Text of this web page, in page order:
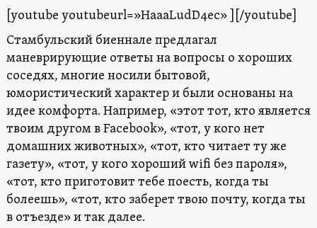
[youtube youtubeurl=»HaaaLudD4ec» ][/youtube]
Стамбульский биеннале предлагал
маневрирующие ответы на вопросы о хороших
соседях, многие носили бытовой,
юмористический характер и были основаны на
идее комфорта. Например, «этот тот, кто является
твоим другом в Facebook», «тот, у кого нет
домашних животных», «тот, кто читает ту же
газету», «тот, у кого хороший wifi без пароля»,
«тот, кто приготовит тебе поесть, когда ты
болеешь», «тот, кто заберет твою почту, когда ты
в отъезде» и так далее.